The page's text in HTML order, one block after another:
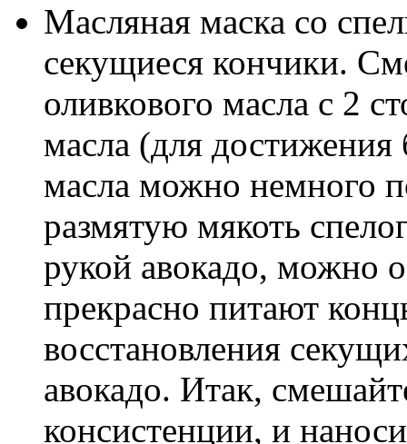
Масляная маска со
секущиеся кончики.
оливкового масла с 2
масла (для достижения
масла можно немного
размятую мякоть
рукой авокадо, можно
прекрасно питают
восстановления
авокадо. Итак,
консистенции, и